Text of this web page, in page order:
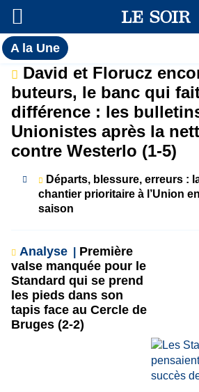
A la UneToutes
l'actualité
du Soir
A
la
Une
David et Florucz
buteurs, le banc qui
différence : les
Unionistes après la
contre Westerlo (1-5)
Départs, blessure, erreurs :
chantier prioritaire à l’Union
saison
Analyse
Première
valse manquée pour le
Standard qui se prend
les pieds dans son
tapis face au Cercle de
Bruges (2-2)